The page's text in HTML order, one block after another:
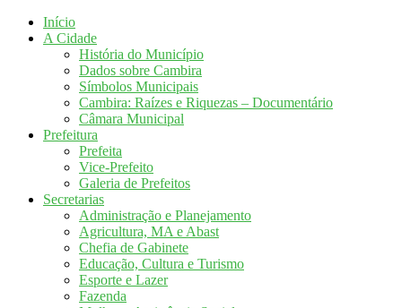
Início
A Cidade
História do Município
Dados sobre Cambira
Símbolos Municipais
Cambira: Raízes e Riquezas – Documentário
Câmara Municipal
Prefeitura
Prefeita
Vice-Prefeito
Galeria de Prefeitos
Secretarias
Administração e Planejamento
Agricultura, MA e Abast
Chefia de Gabinete
Educação, Cultura e Turismo
Esporte e Lazer
Fazenda